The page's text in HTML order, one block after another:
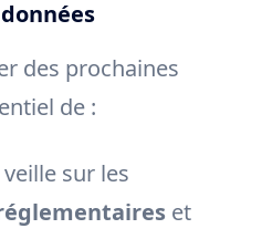
des prochaines
de :
sur les
et